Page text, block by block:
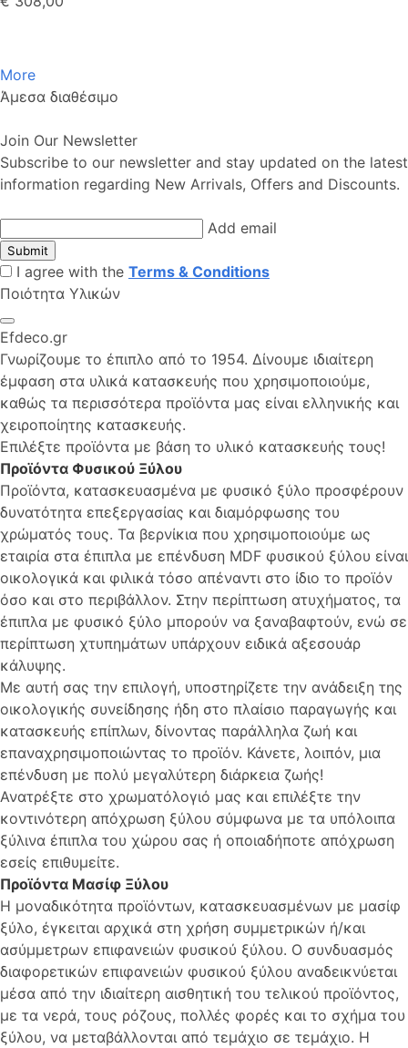
More
Άμεσα διαθέσιμο
Join Our Newsletter
Subscribe to our newsletter and stay updated on the latest
information regarding New Arrivals, Offers and Discounts.
Add email
Submit
I agree with the Terms & Conditions
Ποιότητα Υλικών
Efdeco.gr
Γνωρίζουμε το έπιπλο από το 1954. Δίνουμε ιδιαίτερη
έμφαση στα υλικά κατασκευής που χρησιμοποιούμε,
καθώς τα περισσότερα προϊόντα μας είναι ελληνικής και
χειροποίητης κατασκευής.
Επιλέξτε προϊόντα με βάση το υλικό κατασκευής τους!
Προϊόντα Φυσικού Ξύλου
Προϊόντα, κατασκευασμένα με φυσικό ξύλο προσφέρουν
δυνατότητα επεξεργασίας και διαμόρφωσης του
χρώματός τους. Τα βερνίκια που χρησιμοποιούμε ως
εταιρία στα έπιπλα με επένδυση MDF φυσικού ξύλου είναι
οικολογικά και φιλικά τόσο απέναντι στο ίδιο το προϊόν
όσο και στο περιβάλλον. Στην περίπτωση ατυχήματος, τα
έπιπλα με φυσικό ξύλο μπορούν να ξαναβαφτούν, ενώ σε
περίπτωση χτυπημάτων υπάρχουν ειδικά αξεσουάρ
κάλυψης.
Με αυτή σας την επιλογή, υποστηρίζετε την ανάδειξη της
οικολογικής συνείδησης ήδη στο πλαίσιο παραγωγής και
κατασκευής επίπλων, δίνοντας παράλληλα ζωή και
επαναχρησιμοποιώντας το προϊόν. Κάνετε, λοιπόν, μια
επένδυση με πολύ μεγαλύτερη διάρκεια ζωής!
Ανατρέξτε στο χρωματόλογιό μας και επιλέξτε την
κοντινότερη απόχρωση ξύλου σύμφωνα με τα υπόλοιπα
ξύλινα έπιπλα του χώρου σας ή οποιαδήποτε απόχρωση
εσείς επιθυμείτε.
Προϊόντα Μασίφ Ξύλου
Η μοναδικότητα προϊόντων, κατασκευασμένων με μασίφ
ξύλο, έγκειται αρχικά στη χρήση συμμετρικών ή/και
ασύμμετρων επιφανειών φυσικού ξύλου. Ο συνδυασμός
διαφορετικών επιφανειών φυσικού ξύλου αναδεικνύεται
μέσα από την ιδιαίτερη αισθητική του τελικού προϊόντος,
με τα νερά, τους ρόζους, πολλές φορές και το σχήμα του
ξύλου, να μεταβάλλονται από τεμάχιο σε τεμάχιο. Η